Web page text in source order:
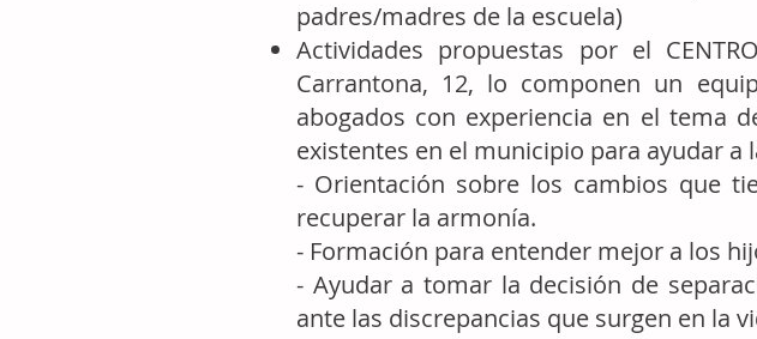
padres/madres de la escuela)
Actividades propuestas por el
Carrantona, 12, lo componen un
abogados con experiencia en el tema
existentes en el municipio para ayudar a
- Orientación sobre los cambios que
recuperar la armonía.
- Formación para entender mejor a los
- Ayudar a tomar la decisión de
ante las discrepancias que surgen en la